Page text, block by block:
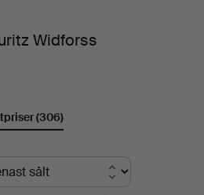
Widforss
(306)